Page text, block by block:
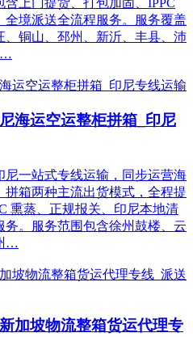
上门提货、打包加固、IPPC
境派送全流程服务。服务覆盖
铜山、邳州、新沂、丰县、沛
…
海运空运整柜拼箱_印尼
一站式专线运输，同步运营海
箱两种主流出货模式，全程提
熏蒸、正规报关、印尼本地清
。服务范围包含徐州鼓楼、云
…
加坡物流整箱货运代理专